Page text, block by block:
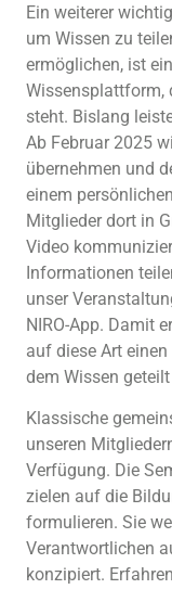
Ein weiterer
um Wissen zu
ermöglichen, ist
Wissensplattform,
steht. Bislang
Ab Februar 2025
übernehmen und
einem
Mitglieder dort in
Video
Informationen
unser
NIRO-App. Damit
auf diese Art
dem Wissen
Klassische
unseren
Verfügung. Die
zielen auf die
formulieren. Sie
Verantwortlichen
konzipiert.